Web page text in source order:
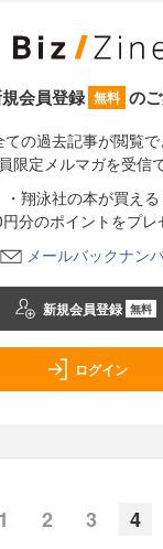
会員登録 無料 の
ての過去記事が閲覧
限定メルマガを受信
・翔泳社の本が買える
分のポイントをプレ
メールバックナン
新規会員登録 無料
ログイン
1 2 3 4